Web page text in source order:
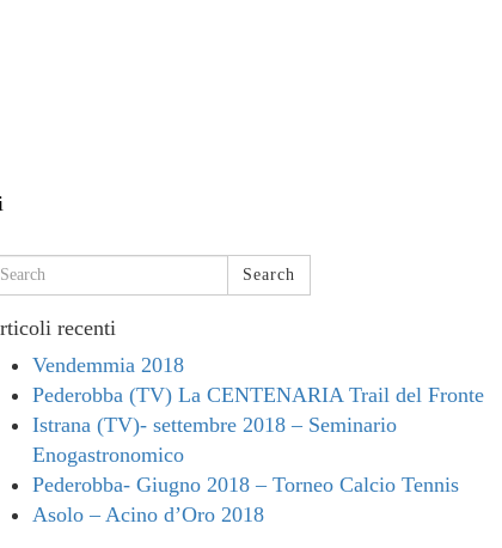
Search
recenti
Vendemmia 2018
Pederobba (TV) La CENTENARIA Trail del Fronte
Istrana (TV)- settembre 2018 – Seminario
Enogastronomico
Pederobba- Giugno 2018 – Torneo Calcio Tennis
Asolo – Acino d’Oro 2018